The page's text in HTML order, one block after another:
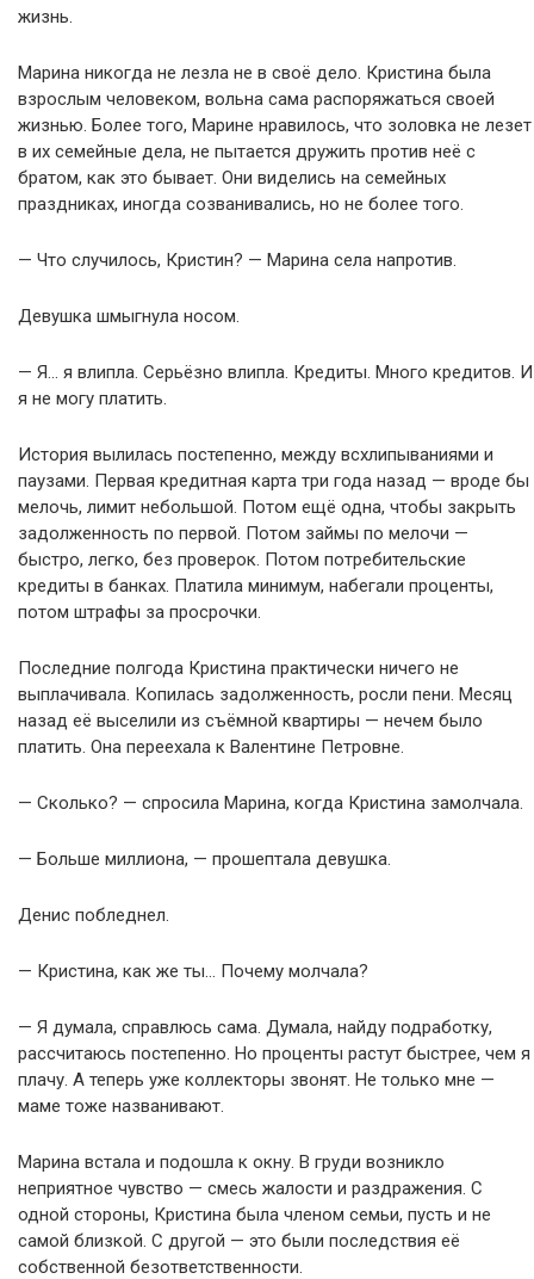
жизнь.
Марина никогда не лезла не в своё дело. Кристина была
взрослым человеком, вольна сама распоряжаться своей
жизнью. Более того, Марине нравилось, что золовка не лезет
в их семейные дела, не пытается дружить против неё с
братом, как это бывает. Они виделись на семейных
праздниках, иногда созванивались, но не более того.
— Что случилось, Кристин? — Марина села напротив.
Девушка шмыгнула носом.
— Я… я влипла. Серьёзно влипла. Кредиты. Много кредитов. И
я не могу платить.
История вылилась постепенно, между всхлипываниями и
паузами. Первая кредитная карта три года назад — вроде бы
мелочь, лимит небольшой. Потом ещё одна, чтобы закрыть
задолженность по первой. Потом займы по мелочи —
быстро, легко, без проверок. Потом потребительские
кредиты в банках. Платила минимум, набегали проценты,
потом штрафы за просрочки.
Последние полгода Кристина практически ничего не
выплачивала. Копилась задолженность, росли пени. Месяц
назад её выселили из съёмной квартиры — нечем было
платить. Она переехала к Валентине Петровне.
— Сколько? — спросила Марина, когда Кристина замолчала.
— Больше миллиона, — прошептала девушка.
Денис побледнел.
— Кристина, как же ты… Почему молчала?
— Я думала, справлюсь сама. Думала, найду подработку,
рассчитаюсь постепенно. Но проценты растут быстрее, чем я
плачу. А теперь уже коллекторы звонят. Не только мне —
маме тоже названивают.
Марина встала и подошла к окну. В груди возникло
неприятное чувство — смесь жалости и раздражения. С
одной стороны, Кристина была членом семьи, пусть и не
самой близкой. С другой — это были последствия её
собственной безответственности.